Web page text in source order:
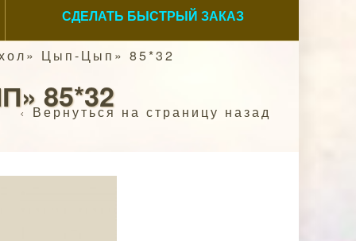
СДЕЛАТЬ БЫСТРЫЙ ЗАКАЗ
Цып-Цып» 85*32
85*32
Вернуться на страницу назад